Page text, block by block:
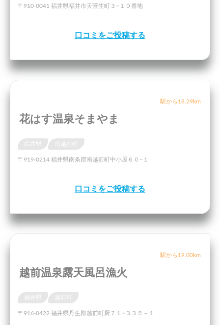
〒910-0041 福井県福井市天菅生町３−１０番地
口コミをご投稿する
駅から18.29km
花はす温泉そまやま
〒919-0214 福井県南条郡南越前町中小屋６０−１
口コミをご投稿する
駅から19.00km
越前温泉露天風呂漁火
〒916-0422 福井県丹生郡越前町厨７１−３３５－１